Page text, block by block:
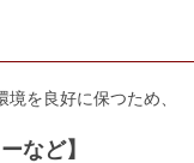
を良好に保つため、
など】